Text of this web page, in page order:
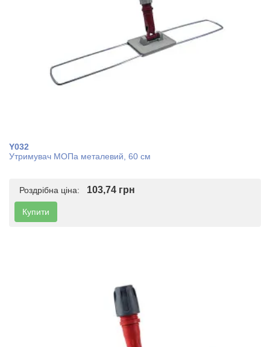
Y032
Утримувач МОПа металевий, 60 см
Роздрібна ціна: 103,74 грн
Купити